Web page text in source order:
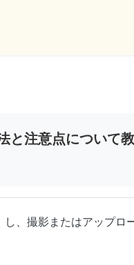
と注意点について
、撮影またはアップロ